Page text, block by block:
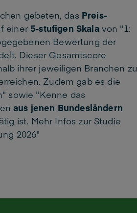
gebeten, das Preis-
einer 5-stufigen Skalavon "1:
Bewertung der
Dieser Gesamtscore
ihrer jeweiligen Branchen zu
Zudem gab es die
sowie "Kenne das
aus jenen Bundesländern
ist. Mehr Infos zur Studie
2026"